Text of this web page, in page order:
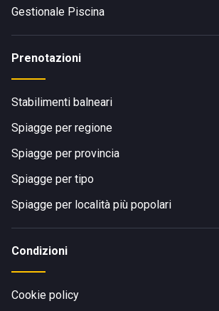
Gestionale Piscina
Prenotazioni
Stabilimenti balneari
Spiagge per regione
Spiagge per provincia
Spiagge per tipo
Spiagge per località più popolari
Condizioni
Cookie policy